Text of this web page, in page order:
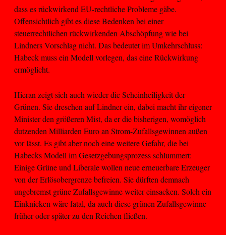
dass es rückwirkend EU-rechtliche Probleme gäbe.
Offensichtlich gibt es diese Bedenken bei einer
steuerrechtlichen rückwirkenden Abschöpfung wie bei
Lindners Vorschlag nicht. Das bedeutet im Umkehrschluss:
Habeck muss ein Modell vorlegen, das eine Rückwirkung
ermöglicht.
Hieran zeigt sich auch wieder die Scheinheiligkeit der
Grünen. Sie dreschen auf Lindner ein, dabei macht ihr eigener
Minister den größeren Mist, da er die bisherigen, womöglich
dutzenden Milliarden Euro an Strom-Zufallsgewinnen außen
vor lässt. Es gibt aber noch eine weitere Gefahr, die bei
Habecks Modell im Gesetzgebungsprozess schlummert:
Einige Grüne und Liberale wollen neue erneuerbare Erzeuger
von der Erlösobergrenze befreien. Sie dürften demnach
ungebremst grüne Zufallsgewinne weiter einsacken. Solch ein
Einknicken wäre fatal, da auch diese grünen Zufallsgewinne
früher oder später zu den Reichen fließen.